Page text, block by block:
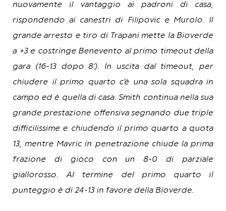
nuovamente il vantaggio ai padroni di casa,
rispondendo ai canestri di Filipovic e Murolo. Il
grande arresto e tiro di Trapani mette la Bioverde
a +3 e costringe Benevento al primo timeout della
gara (16-13 dopo 8’). In uscita dal timeout, per
chiudere il primo quarto c’è una sola squadra in
campo ed è quella di casa. Smith continua nella sua
grande prestazione offensiva segnando due triple
difficilissime e chiudendo il primo quarto a quota
13, mentre Mavric in penetrazione chiude la prima
frazione di gioco con un 8-0 di parziale
giallorosso. Al termine del primo quarto il
punteggio è di 24-13 in favore della Bioverde.